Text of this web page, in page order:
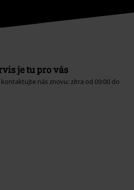
je tu pro vás
nás znovu: zítra od 09:00 do